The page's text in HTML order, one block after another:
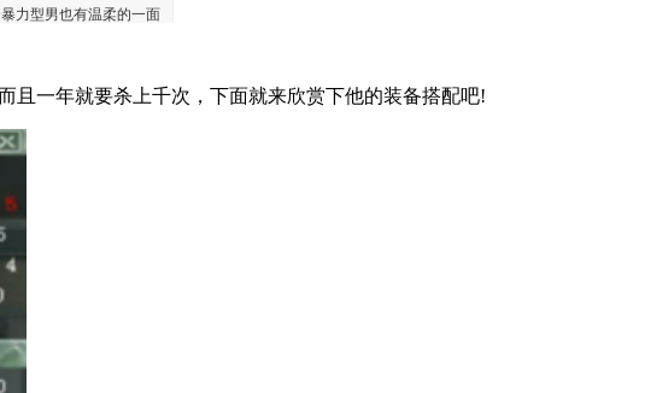
一年就要杀上千次，下面就来欣赏下他的装备搭配吧!